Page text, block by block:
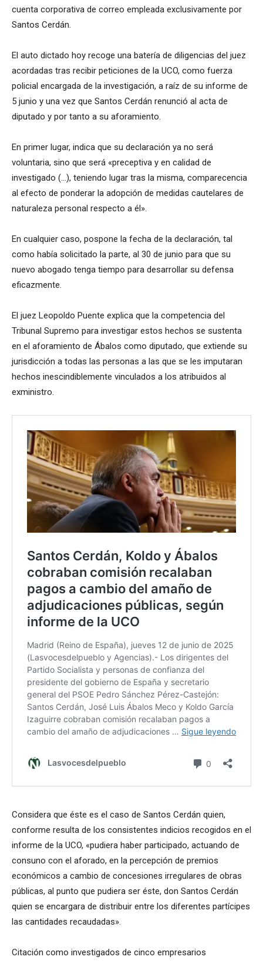
cuenta corporativa de correo empleada exclusivamente por
Santos Cerdán.
El auto dictado hoy recoge una batería de diligencias del juez
acordadas tras recibir peticiones de la UCO, como fuerza
policial encargada de la investigación, a raíz de su informe de
5 junio y una vez que Santos Cerdán renunció al acta de
diputado y por tanto a su aforamiento.
En primer lugar, indica que su declaración ya no será
voluntaria, sino que será «preceptiva y en calidad de
investigado (…), teniendo lugar tras la misma, comparecencia
al efecto de ponderar la adopción de medidas cautelares de
naturaleza personal respecto a él».
En cualquier caso, pospone la fecha de la declaración, tal
como había solicitado la parte, al 30 de junio para que su
nuevo abogado tenga tiempo para desarrollar su defensa
eficazmente.
El juez Leopoldo Puente explica que la competencia del
Tribunal Supremo para investigar estos hechos se sustenta
en el aforamiento de Ábalos como diputado, que extiende su
jurisdicción a todas las personas a las que se les imputaran
hechos inescindiblemente vinculados a los atribuidos al
exministro.
Considera que éste es el caso de Santos Cerdán quien,
conforme resulta de los consistentes indicios recogidos en el
informe de la UCO, «pudiera haber participado, actuando de
consuno con el aforado, en la percepción de premios
económicos a cambio de concesiones irregulares de obras
públicas, al punto que pudiera ser éste, don Santos Cerdán
quien se encargara de distribuir entre los diferentes partícipes
las cantidades recaudadas».
Citación como investigados de cinco empresarios